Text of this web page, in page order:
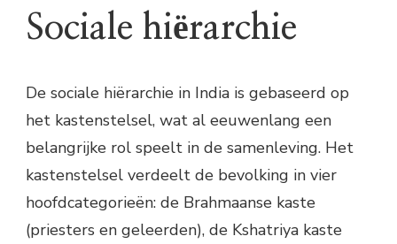
Sociale hiërarchie
De sociale hiërarchie in India is gebaseerd op
het kastenstelsel, wat al eeuwenlang een
belangrijke rol speelt in de samenleving. Het
kastenstelsel verdeelt de bevolking in vier
hoofdcategorieën: de Brahmaanse kaste
(priesters en geleerden), de Kshatriya kaste